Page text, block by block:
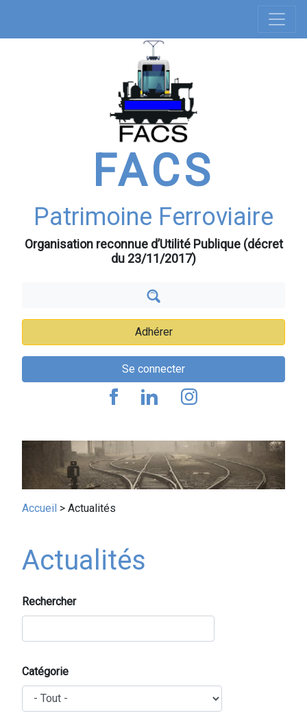
contenu
FACS
Patrimoine Ferroviaire
Organisation reconnue d’Utilité Publique (décret
du 23/11/2017)
Adhérer
Se connecter
principale
Fil
Accueil Actualités
Actualités
Rechercher
Catégorie